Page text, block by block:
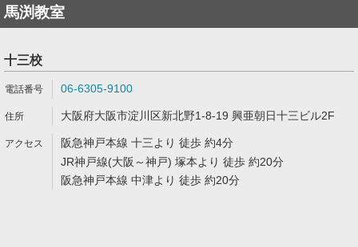
馬渕教室
十三校
06-6305-9100
大阪府大阪市淀川区新北野1-8-19 興亜朝日十三ビル2F
阪急神戸本線 十三より 徒歩 約4分
JR神戸線(大阪～神戸) 塚本より 徒歩 約20分
阪急神戸本線 中津より 徒歩 約20分